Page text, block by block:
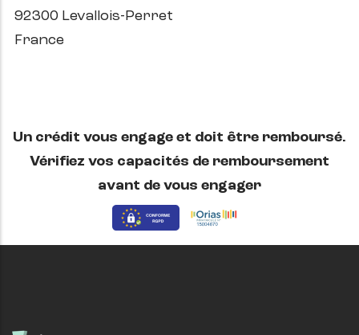
92300 Levallois-Perret
France
Un crédit vous engage et doit être remboursé.
Vérifiez vos capacités de remboursement
avant de vous engager